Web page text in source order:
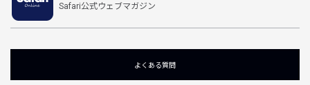
Safari公式ウェブマガジン
よくある質問